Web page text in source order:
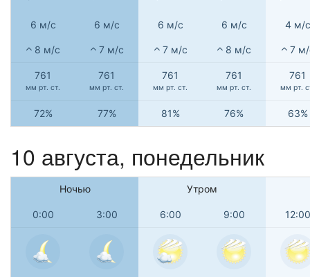
6 м/с 6 м/с 6 м/с 6 м/с 4 м/с
8 м/с 7 м/с 7 м/с 8 м/с 7 м/
761
мм рт. ст.
761
мм рт. ст.
761
мм рт. ст.
761
мм рт. ст.
761
мм рт.
72% 77% 81% 76% 63%
10 августа, понедельник
Ночью Утром
0:00 3:00 6:00 9:00 12:00